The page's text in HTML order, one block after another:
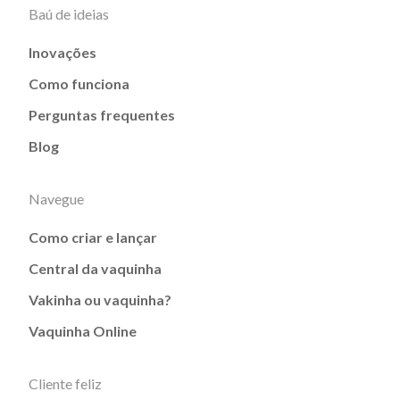
Baú de ideias
Inovações
Como funciona
Perguntas frequentes
Blog
Navegue
Como criar e lançar
Central da vaquinha
Vakinha ou vaquinha?
Vaquinha Online
Cliente feliz